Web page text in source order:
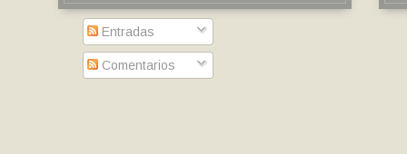
Entradas
Comentarios